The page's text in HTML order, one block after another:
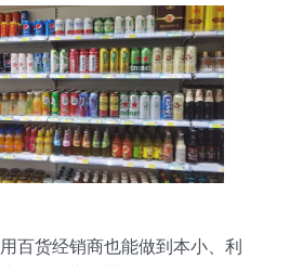
百货经销商也能做到本小、利